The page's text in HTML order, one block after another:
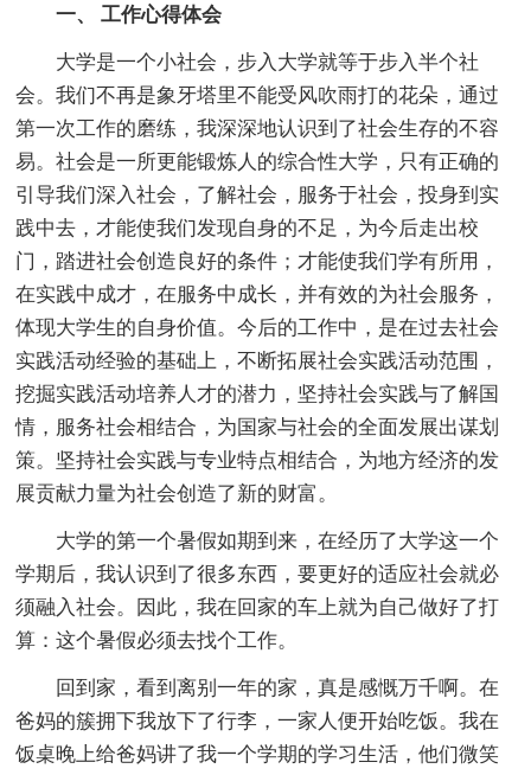
一、 工作心得体会
大学是一个小社会，步入大学就等于步入半个社
会。我们不再是象牙塔里不能受风吹雨打的花朵，通过
第一次工作的磨练，我深深地认识到了社会生存的不容
易。社会是一所更能锻炼人的综合性大学，只有正确的
引导我们深入社会，了解社会，服务于社会，投身到实
践中去，才能使我们发现自身的不足，为今后走出校
门，踏进社会创造良好的条件；才能使我们学有所用，
在实践中成才，在服务中成长，并有效的为社会服务，
体现大学生的自身价值。今后的工作中，是在过去社会
实践活动经验的基础上，不断拓展社会实践活动范围，
挖掘实践活动培养人才的潜力，坚持社会实践与了解国
情，服务社会相结合，为国家与社会的全面发展出谋划
策。坚持社会实践与专业特点相结合，为地方经济的发
展贡献力量为社会创造了新的财富。
大学的第一个暑假如期到来，在经历了大学这一个
学期后，我认识到了很多东西，要更好的适应社会就必
须融入社会。因此，我在回家的车上就为自己做好了打
算：这个暑假必须去找个工作。
回到家，看到离别一年的家，真是感慨万千啊。在
爸妈的簇拥下我放下了行李，一家人便开始吃饭。我在
饭桌晚上给爸妈讲了我一个学期的学习生活，他们微笑